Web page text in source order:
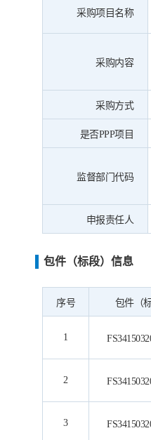
采购项目名称
采购内容
采购方式
是否PPP项目
监督部门代码
申报责任人
包件（标段）信息
序号 包件（
1
2
3